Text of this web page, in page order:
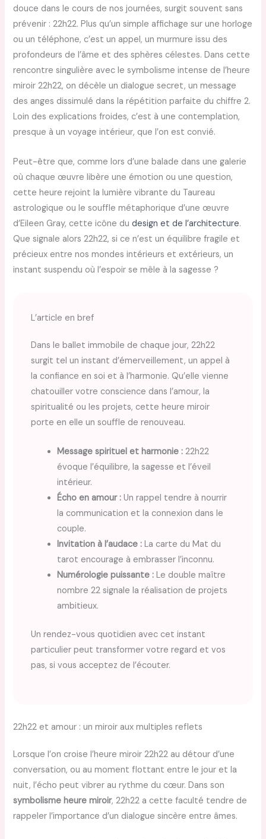
douce dans le cours de nos journées, surgit souvent sans
prévenir : 22h22. Plus qu’un simple affichage sur une horloge
ou un téléphone, c’est un appel, un murmure issu des
profondeurs de l’âme et des sphères célestes. Dans cette
rencontre singulière avec le symbolisme intense de l’heure
miroir 22h22, on décèle un dialogue secret, un message
des anges dissimulé dans la répétition parfaite du chiffre 2.
Loin des explications froides, c’est à une contemplation,
presque à un voyage intérieur, que l’on est convié.
Peut-être que, comme lors d’une balade dans une galerie
où chaque œuvre libère une émotion ou une question,
cette heure rejoint la lumière vibrante du Taureau
astrologique ou le souffle métaphorique d’une œuvre
d’Eileen Gray, cette icône dudesign et de l’architecture.
Que signale alors 22h22, si ce n’est un équilibre fragile et
précieux entre nos mondes intérieurs et extérieurs, un
instant suspendu où l’espoir se mêle à la sagesse ?
L’article en bref
Dans le ballet immobile de chaque jour, 22h22
surgit tel un instant d’émerveillement, un appel à
la confiance en soi et à l’harmonie. Qu’elle vienne
chatouiller votre conscience dans l’amour, la
spiritualité ou les projets, cette heure miroir
porte en elle un souffle de renouveau.
Message spirituel et harmonie : 22h22
évoque l’équilibre, la sagesse et l’éveil
intérieur.
Écho en amour : Un rappel tendre à nourrir
la communication et la connexion dans le
couple.
Invitation à l’audace : La carte du Mat du
tarot encourage à embrasser l’inconnu.
Numérologie puissante : Le double maître
nombre 22 signale la réalisation de projets
ambitieux.
Un rendez-vous quotidien avec cet instant
particulier peut transformer votre regard et vos
pas, si vous acceptez de l’écouter.
22h22 et amour : un miroir aux multiples reflets
Lorsque l’on croise l’heure miroir 22h22 au détour d’une
conversation, ou au moment flottant entre le jour et la
nuit, l’écho peut vibrer au rythme du cœur. Dans son
symbolisme heure miroir, 22h22 a cette faculté tendre de
rappeler l’importance d’un dialogue sincère entre âmes.